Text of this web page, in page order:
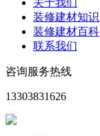
关于我们
装修建材知识
装修建材百科
联系我们
咨询服务热线
13303831626